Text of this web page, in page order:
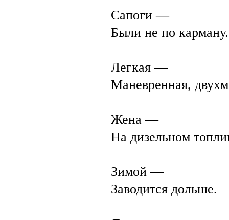
Сапоги —
Были не по карману.
Легкая —
Маневренная,
Жена —
На дизельном
Зимой —
Заводится дольше.